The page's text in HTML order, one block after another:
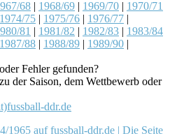
68 | 1968/69 | 1969/70 | 1970/71
1974/75 | 1975/76 | 1976/77 |
81 | 1981/82 | 1982/83 | 1983/84
1987/88 | 1988/89 | 1989/90 |
Fehler gefunden?
der Saison, dem Wettbewerb oder
ddr.de